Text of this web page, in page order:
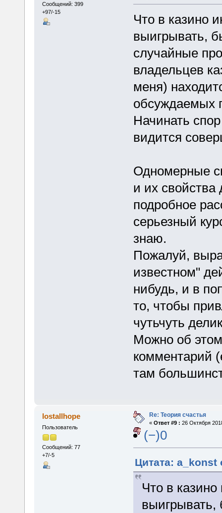
Сообщений: 399
+97/-15
Что в казино
выигрывать,
случайные
владельцев
меня)
обсуждаемых
Начинать
видится
Одномерные
и их свойства
подробное
серьезный
знаю.
Пожалуй,
известном"
нибудь, и в
то, чтобы
чутьчуть
Можно об
комментарий
там
lostallhope
Пользователь
Сообщений: 77
+7/-5
Re: Теория счастья
« Ответ #9 : 26 Октября
(−)0
Цитата: a_konst
Что в